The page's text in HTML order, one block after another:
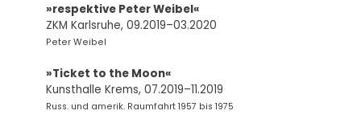
»respektive Peter Weibel«
ZKM Karlsruhe, 09.2019–03.2020
Peter Weibel
»Ticket to the Moon«
Kunsthalle Krems, 07.2019–11.2019
Russ. und amerik. Raumfahrt 1957 bis 1975